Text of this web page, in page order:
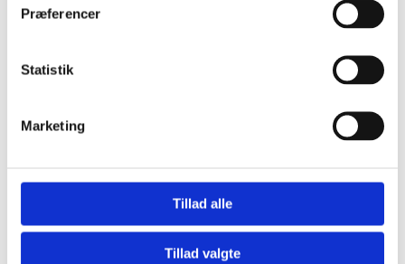
Præferencer
Statistik
Marketing
Tillad alle
Tillad valgte
Mathias Hedstrøm